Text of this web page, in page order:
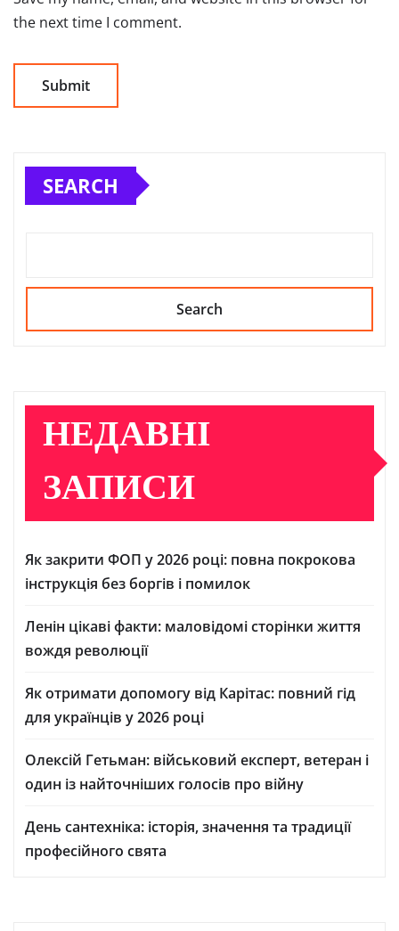
the next time I comment.
SEARCH
Search
НЕДАВНІ
ЗАПИСИ
Як закрити ФОП у 2026 році: повна покрокова
інструкція без боргів і помилок
Ленін цікаві факти: маловідомі сторінки життя
вождя революції
Як отримати допомогу від Карітас: повний гід
для українців у 2026 році
Олексій Гетьман: військовий експерт, ветеран і
один із найточніших голосів про війну
День сантехніка: історія, значення та традиції
професійного свята